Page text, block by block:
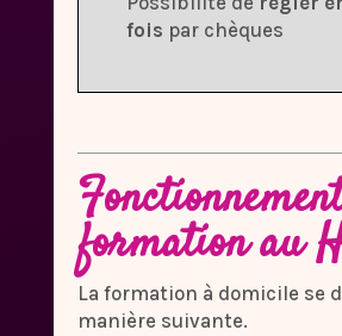
fois par chèques
formation au
La formation à domicile se
manière suivante.